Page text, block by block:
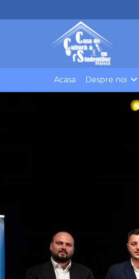
Acasa Despre noi